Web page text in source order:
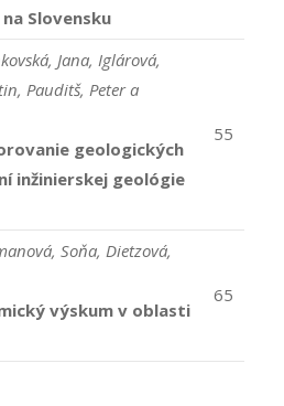
Slovensku
Jana, Iglárová,
Pauditš, Peter a
geologických
inžinierskej geológie
55
Soňa, Dietzová,
výskum v oblasti
65